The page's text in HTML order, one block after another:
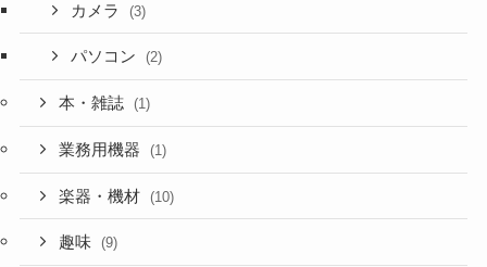
カメラ (3)
パソコン (2)
本・雑誌 (1)
業務用機器 (1)
楽器・機材 (10)
趣味 (9)